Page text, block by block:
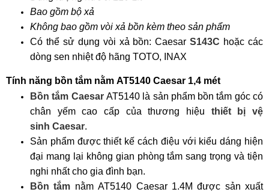
Bao gồm bộ xả
Không bao gồm vòi xả bồn kèm theo sản phẩm
Có thể sử dụng vòi xả bồn: CaesarS143C hoặc các
dòng sen nhiệt độ hãng TOTO, INAX
Tính năng bồn tắm nằm AT5140 Caesar 1,4 mét
Bồn tắm Caesar AT5140là sản phẩm bồn tắm góc có
chân yếm cao cấp của thương hiệu thiết bị vệ
sinh Caesar.
Sản phẩm được thiết kế cách điệu với kiểu dáng hiện
đại mang lại không gian phòng tắm sang trọng và tiện
nghi nhất cho gia đình bạn.
Bồn tắm nằmAT5140 Caesar 1.4M được sản xuất